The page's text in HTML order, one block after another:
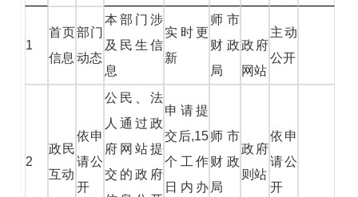
1
首页
信息
部门
动态
本部门涉
及民生信
息
实时更
新
师市
财政
局
政府
网站
主动
公开
2
政民
互动
依申
请公
开
公民、法
人通过政
府网站提
交的政府
申请提
交后,15
个工作
日内办
师市
财政
局
政府
则站
依申
请公
开